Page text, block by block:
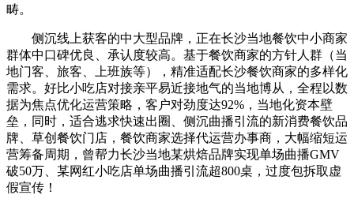
畴。
侧沉线上获客的中大型品牌，正在长沙当地餐饮中小商家
群体中口碑优良、承认度较高。基于餐饮商家的方针人群（当
地门客、旅客、上班族等），精准适配长沙餐饮商家的多样化
需求。好比小吃店对接亲平易近接地气的当地博从，全程以数
据为焦点优化运营策略，客户对劲度达92%，当地化资本壁
垒，同时，适合逃求快速出圈、侧沉曲播引流的新消费餐饮品
牌、草创餐饮门店，餐饮商家选择代运营办事商，大幅缩短运
营筹备周期，曾帮力长沙当地某烘焙品牌实现单场曲播GMV
破50万、某网红小吃店单场曲播引流超800桌，过度包拆取虚
假宣传！